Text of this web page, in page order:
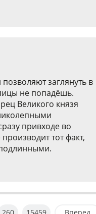
заглянуть в
не попадёшь.
Великого князя
привходе во
тот факт,